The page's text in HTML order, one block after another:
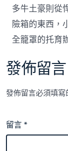
多牛土豪則從
險箱的東西，
全籠罩的托育
發佈留言
發佈留言必須填寫
留言*